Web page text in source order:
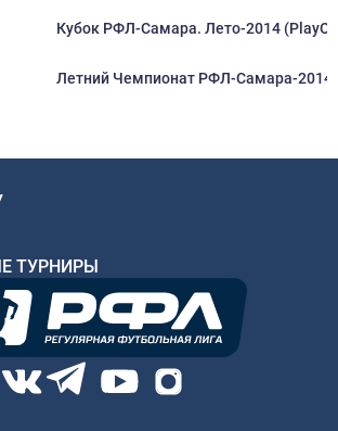
Кубок РФЛ-Самара. Лето-2014
Летний Чемпионат РФЛ-Самара-2014
ТУРНИРЫ